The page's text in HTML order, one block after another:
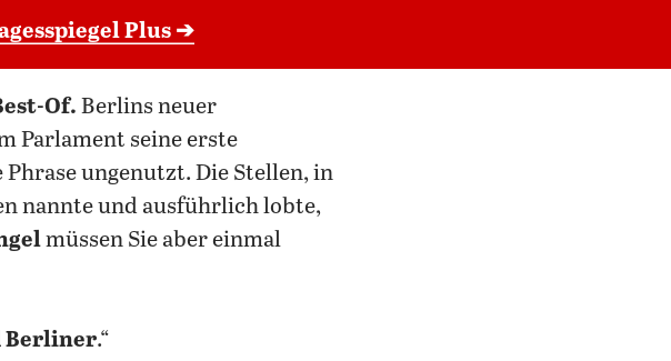
Plus ➔
Of. Berlins neuer
Parlament seine erste
ungenutzt. Die Stellen, in
nannte und ausführlich lobte,
müssen Sie aber einmal
Berliner.“